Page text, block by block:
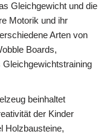
Gleichgewicht und die
Motorik und ihr
Arten von
Boards,
beinhaltet
der Kinder
Holzbausteine,